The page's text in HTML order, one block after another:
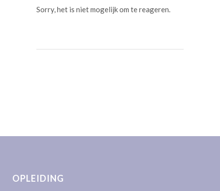
Sorry, het is niet mogelijk om te reageren.
OPLEIDING